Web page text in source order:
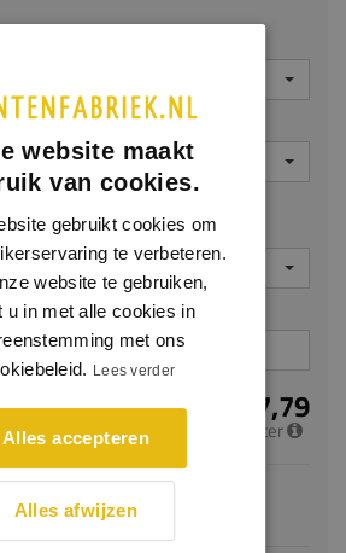
€ 17,79
per meter
5-7 werkdagen
website maakt
van cookies.
gebruikt cookies om
te verbeteren.
website te gebruiken,
u in met alle cookies in
met ons
Lees verder
Alles accepteren
Alles afwijzen